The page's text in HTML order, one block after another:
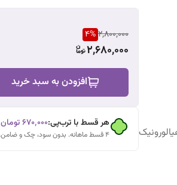
2,800,000
4%
2,680,000
افزودن به سبد خرید
هر قسط با ترب‌پی:۶۷۰٬۰۰۰تومان
۴ قسط ماهانه. بدون سود، چک و ضامن.